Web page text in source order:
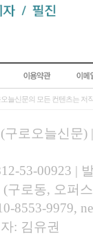
늘신문의 모든 컨텐츠는 저
로오늘신문)
53-00923 |
(구로동, 오퍼
8553-9979,
: 김유권